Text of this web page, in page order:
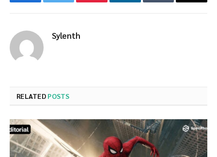
Sylenth
RELATED POSTS